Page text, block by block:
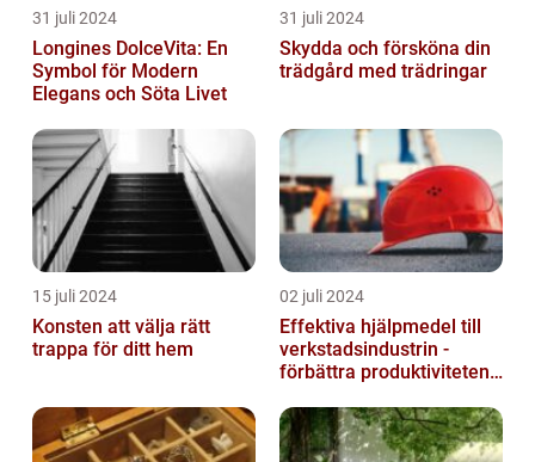
31 juli 2024
Longines DolceVita: En
Symbol för Modern
Elegans och Söta Livet
31 juli 2024
Skydda och försköna din
trädgård med trädringar
15 juli 2024
Konsten att välja rätt
trappa för ditt hem
02 juli 2024
Effektiva hjälpmedel till
verkstadsindustrin -
förbättra produktiviteten